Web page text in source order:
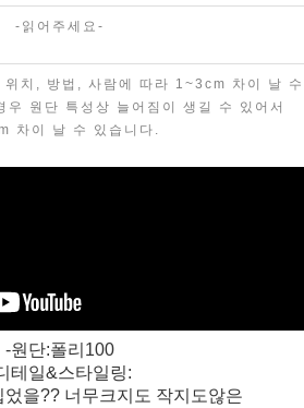
-읽어주세요-
위치, 방법, 사람에 따라 1~3cm 차이 날 수
우 원단 특성상 늘어짐이 생길 수 있어서
차이 날 수 있습니다.
-원단:폴리100
테일&스타일링:
을?? 너무크지도 작지도않은